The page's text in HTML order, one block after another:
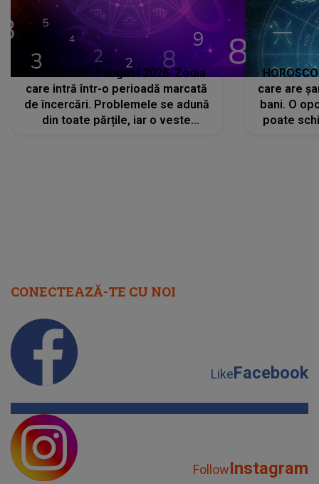
HOROSCOP 7 august 2026. Zodia
care intră într-o perioadă marcată
de încercări. Problemele se adună
din toate părțile, iar o veste
care are
bani. O
poate
CONECTEAZĂ-TE CU NOI
LikeFacebook
FollowInstagram